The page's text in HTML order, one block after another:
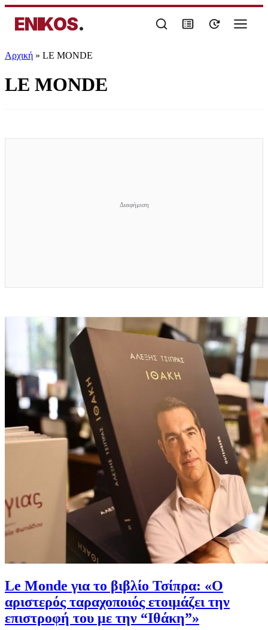
ENIKOS.
Αρχική » LE MONDE
LE MONDE
Le Monde για το βιβλίο Τσίπρα: «Ο
αριστερός ταραχοποιός ετοιμάζει την
επιστροφή του με την “Ιθάκη”»